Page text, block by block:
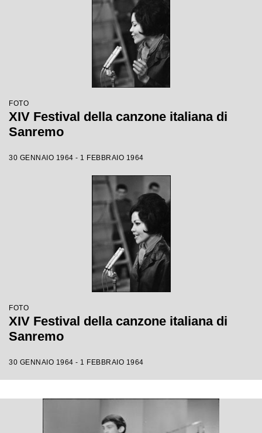
FOTO
XIV Festival della canzone italiana di
Sanremo
30 GENNAIO 1964 - 1 FEBBRAIO 1964
FOTO
XIV Festival della canzone italiana di
Sanremo
30 GENNAIO 1964 - 1 FEBBRAIO 1964